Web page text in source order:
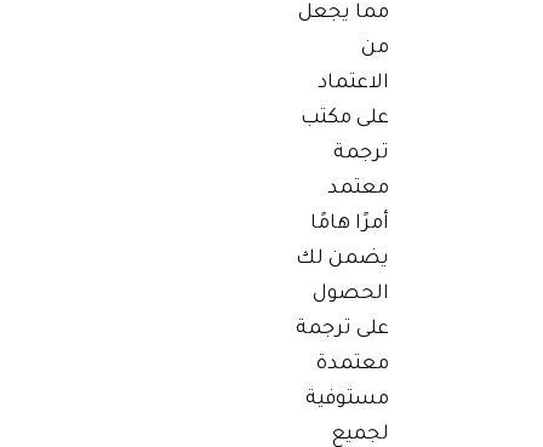
مما يجعل
من
الاعتماد
على مكتب
ترجمة
معتمد
أمرًا هامًا
يضمن لك
الحصول
على ترجمة
معتمدة
مستوفية
لجميع